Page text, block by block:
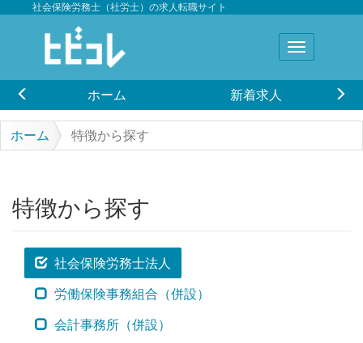
社会保険労務士（社労士）の求人転職サイト
ホーム 新着求人
ホーム 特徴から探す
特徴から探す
社会保険労務士法人
労働保険事務組合（併設）
会計事務所（併設）